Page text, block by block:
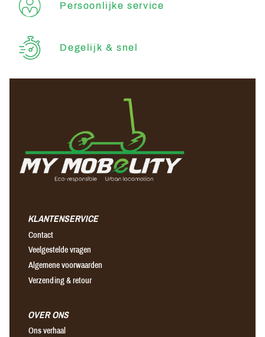
Persoonlijke service
Degelijk & snel
KLANTENSERVICE
Contact
Veelgestelde vragen
Algemene voorwaarden
Verzending & retour
OVER ONS
Ons verhaal